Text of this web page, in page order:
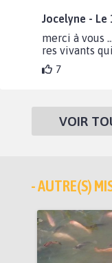
Jocelyne - Le
merci à vous
res vivants
7
VOIR
- AUTRE(S)